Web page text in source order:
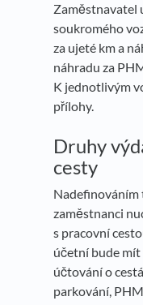
Zaměstnavatel
soukromého
za ujeté km a
náhradu za
K jednotlivým
přílohy.
Druhy
cesty
zaměstnanci
s pracovní
účetní bude
účtování o
parkování,